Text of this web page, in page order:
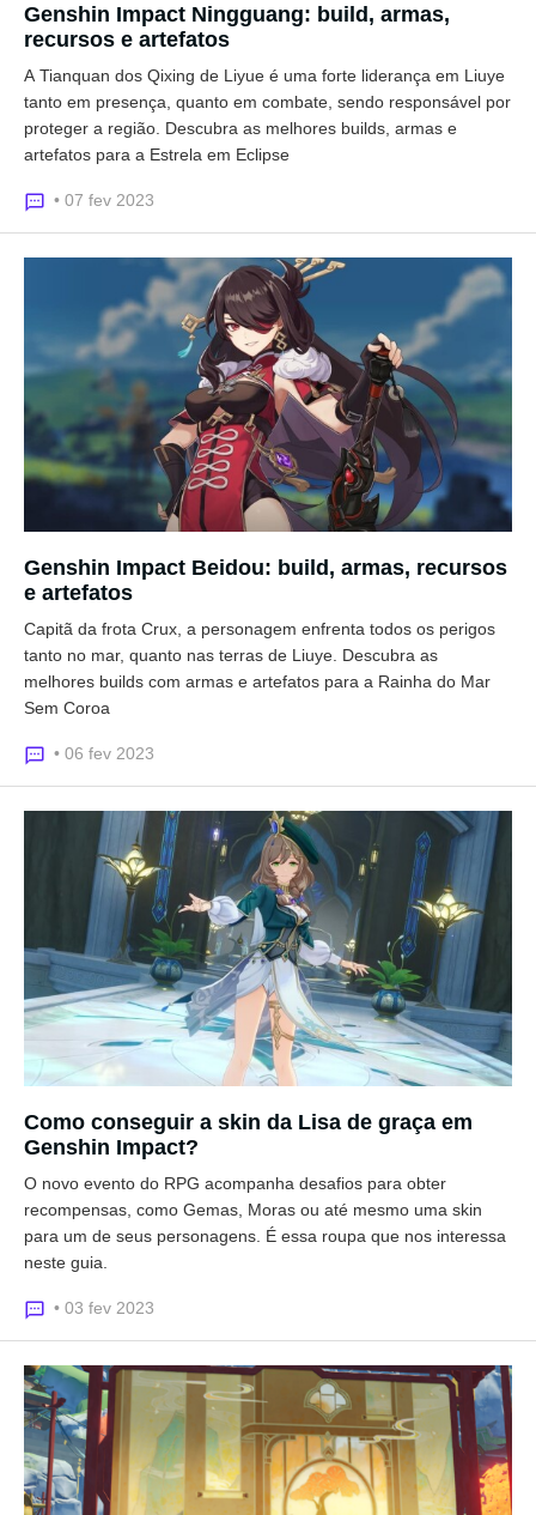
Genshin Impact Ningguang: build, armas,
recursos e artefatos
A Tianquan dos Qixing de Liyue é uma forte liderança em Liuye
tanto em presença, quanto em combate, sendo responsável por
proteger a região. Descubra as melhores builds, armas e
artefatos para a Estrela em Eclipse
• 07 fev 2023
Genshin Impact Beidou: build, armas, recursos
e artefatos
Capitã da frota Crux, a personagem enfrenta todos os perigos
tanto no mar, quanto nas terras de Liuye. Descubra as
melhores builds com armas e artefatos para a Rainha do Mar
Sem Coroa
• 06 fev 2023
Como conseguir a skin da Lisa de graça em
Genshin Impact?
O novo evento do RPG acompanha desafios para obter
recompensas, como Gemas, Moras ou até mesmo uma skin
para um de seus personagens. É essa roupa que nos interessa
neste guia.
• 03 fev 2023